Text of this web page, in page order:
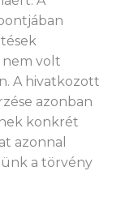
nem volt
A hivatkozott
azonban
konkrét
azonnal
a törvény